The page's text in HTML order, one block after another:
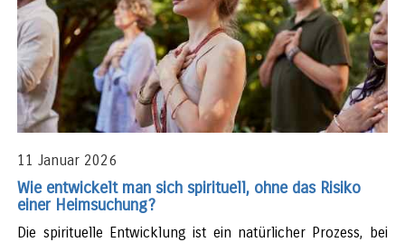
11 Januar 2026
Wie entwickelt man sich spirituell, ohne das Risiko
einer Heimsuchung?
Die spirituelle Entwicklung ist ein natürlicher Prozess, bei